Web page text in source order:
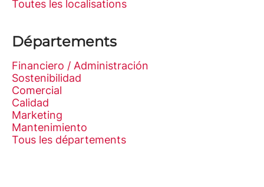
Toutes les localisations
Départements
Financiero / Administración
Sostenibilidad
Comercial
Calidad
Marketing
Mantenimiento
Tous les départements